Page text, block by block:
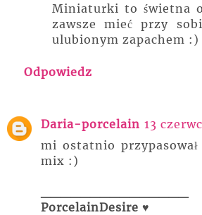
Miniaturki to świetna
zawsze mieć przy
ulubionym zapachem :)
Odpowiedz
Daria-porcelain 13
mi ostatnio
mix :)
PorcelainDesire ♥